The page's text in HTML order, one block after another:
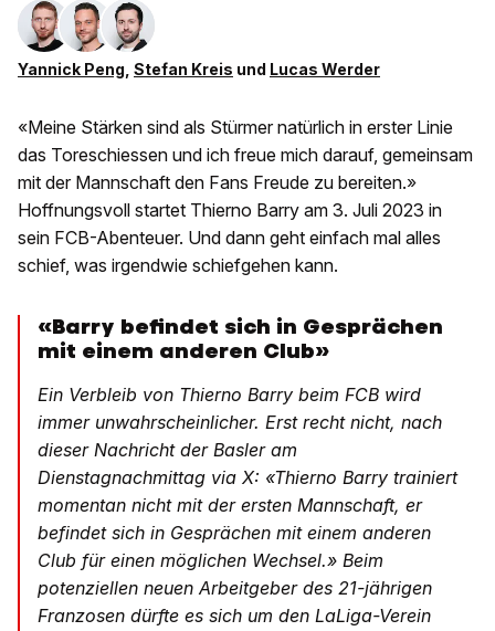
Yannick Peng Stefan Kreis und Lucas Werder
«Meine Stärken sind als Stürmer natürlich in erster Linie
das Toreschiessen und ich freue mich darauf, gemeinsam
mit der Mannschaft den Fans Freude zu bereiten.»
Hoffnungsvoll startet Thierno Barry am 3. Juli 2023 in
sein FCB-Abenteuer. Und dann geht einfach mal alles
schief, was irgendwie schiefgehen kann.
«Barry befindet sich in Gesprächen
mit einem anderen Club»
Ein Verbleib von Thierno Barry beim FCB wird
immer unwahrscheinlicher. Erst recht nicht, nach
dieser Nachricht der Basler am
Dienstagnachmittag via X: «Thierno Barry trainiert
momentan nicht mit der ersten Mannschaft, er
befindet sich in Gesprächen mit einem anderen
Club für einen möglichen Wechsel.» Beim
potenziellen neuen Arbeitgeber des 21-jährigen
Franzosen dürfte es sich um den LaLiga-Verein